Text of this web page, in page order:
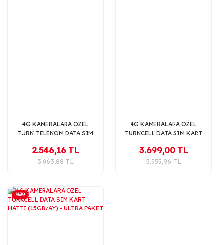
4G KAMERALARA ÖZEL
TURK TELEKOM DATA SIM
2.546,16 TL
3.063,88 TL
4G KAMERALARA ÖZEL
TURKCELL DATA SIM KART
MEGAPAKET
3.699,00 TL
5.355,96 TL
%39